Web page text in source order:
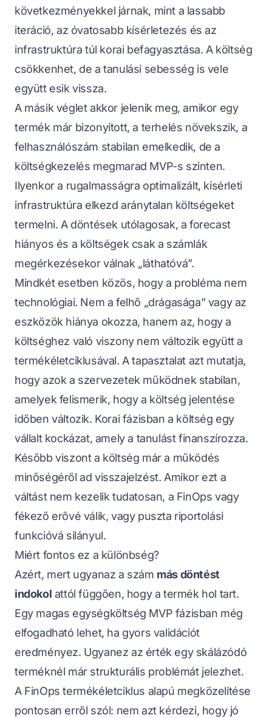
következményekkel járnak, mint a lassabb
iteráció, az óvatosabb kísérletezés és az
infrastruktúra túl korai befagyasztása. A költség
csökkenhet, de a tanulási sebesség is vele
együtt esik vissza.
A másik véglet akkor jelenik meg, amikor egy
termék már bizonyított, a terhelés növekszik, a
felhasználószám stabilan emelkedik, de a
költségkezelés megmarad MVP-s szinten.
Ilyenkor a rugalmasságra optimalizált, kísérleti
infrastruktúra elkezd aránytalan költségeket
termelni. A döntések utólagosak, a forecast
hiányos és a költségek csak a számlák
megérkezésekor válnak „láthatóvá”.
Mindkét esetben közös, hogy a probléma nem
technológiai. Nem a felhő „drágasága” vagy az
eszközök hiánya okozza, hanem az, hogy a
költséghez való viszony nem változik együtt a
termékéletciklusával. A tapasztalat azt mutatja,
hogy azok a szervezetek működnek stabilan,
amelyek felismerik, hogy a költség jelentése
időben változik. Korai fázisban a költség egy
vállalt kockázat, amely a tanulást finanszírozza.
Később viszont a költség már a működés
minőségéről ad visszajelzést. Amikor ezt a
váltást nem kezelik tudatosan, a FinOps vagy
fékező erővé válik, vagy puszta riportolási
funkcióvá silányul.
Miért fontos ez a különbség?
Azért, mert ugyanaz a szám más döntést
indokol attól függően, hogy a termék hol tart.
Egy magas egységköltség MVP fázisban még
elfogadható lehet, ha gyors validációt
eredményez. Ugyanez az érték egy skálázódó
terméknél már strukturális problémát jelezhet.
A FinOps termékéletciklus alapú megközelítése
pontosan erről szól: nem azt kérdezi, hogy jó